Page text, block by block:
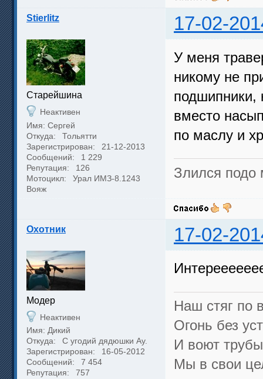
Stierlitz 17-02-
Cтарейшина
Неактивен
Имя: Сергей
Откуда:
Тольятти
Зарегистрирован:
21-12-2013
Сообщений:
1 229
Репутация:
126
Мотоцикл:
Урал ИМЗ-8.1243
Вояж
У меня
никому не
подшипники,
вместо
по маслу и
Злился подо
Охотник 17-02-
Модер
Неактивен
Имя: Дикий
Откуда:
С угодий дядюшки Ау.
Зарегистрирован:
16-05-2012
Сообщений:
7 454
Репутация:
757
Наш стяг по
Огонь без
И воют
Мы в свои